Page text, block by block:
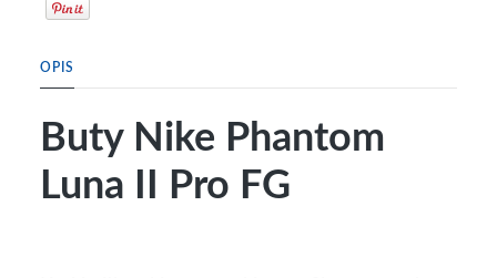
OPIS
Buty Nike Phantom
Luna II Pro FG